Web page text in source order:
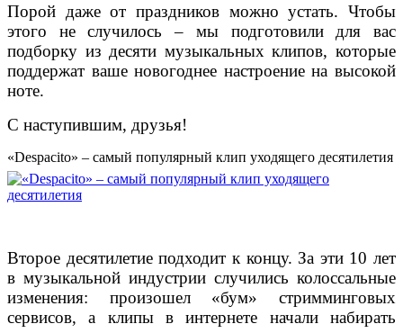
Порой даже от праздников можно устать. Чтобы
этого не случилось – мы подготовили для вас
подборку из десяти музыкальных клипов, которые
поддержат ваше новогоднее настроение на высокой
ноте.
С наступившим, друзья!
«Despacito» – самый популярный клип уходящего десятилетия
Второе десятилетие подходит к концу. За эти 10 лет
в музыкальной индустрии случились колоссальные
изменения: произошел «бум» стримминговых
сервисов, а клипы в интернете начали набирать